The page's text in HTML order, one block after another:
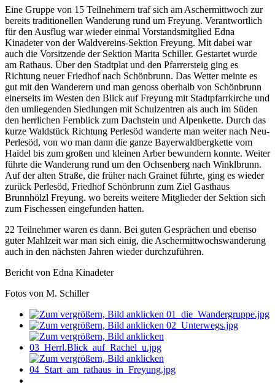
Eine Gruppe von 15 Teilnehmern traf sich am Aschermittwoch zur
bereits traditionellen Wanderung rund um Freyung. Verantwortlich
für den Ausflug war wieder einmal Vorstandsmitglied Edna
Kinadeter von der Waldvereins-Sektion Freyung. Mit dabei war
auch die Vorsitzende der Sektion Marita Schiller. Gestartet wurde
am Rathaus. Über den Stadtplat und den Pfarrersteig ging es
Richtung neuer Friedhof nach Schönbrunn. Das Wetter meinte es
gut mit den Wanderern und man genoss oberhalb von Schönbrunn
einerseits im Westen den Blick auf Freyung mit Stadtpfarrkirche und
den umliegenden Siedlungen mit Schulzentren als auch im Süden
den herrlichen Fernblick zum Dachstein und Alpenkette. Durch das
kurze Waldstück Richtung Perlesöd wanderte man weiter nach Neu-
Perlesöd, von wo man dann die ganze Bayerwaldbergkette vom
Haidel bis zum großen und kleinen Arber bewundern konnte. Weiter
führte die Wanderung rund um den Ochsenberg nach Winklbrunn.
Auf der alten Straße, die früher nach Grainet führte, ging es wieder
zurück Perlesöd, Friedhof Schönbrunn zum Ziel Gasthaus
Brunnhölzl Freyung. wo bereits weitere Mitglieder der Sektion sich
zum Fischessen eingefunden hatten.
22 Teilnehmer waren es dann. Bei guten Gesprächen und ebenso
guter Mahlzeit war man sich einig, die Aschermittwochswanderung
auch in den nächsten Jahren wieder durchzuführen.
Bericht von Edna Kinadeter
Fotos von M. Schiller